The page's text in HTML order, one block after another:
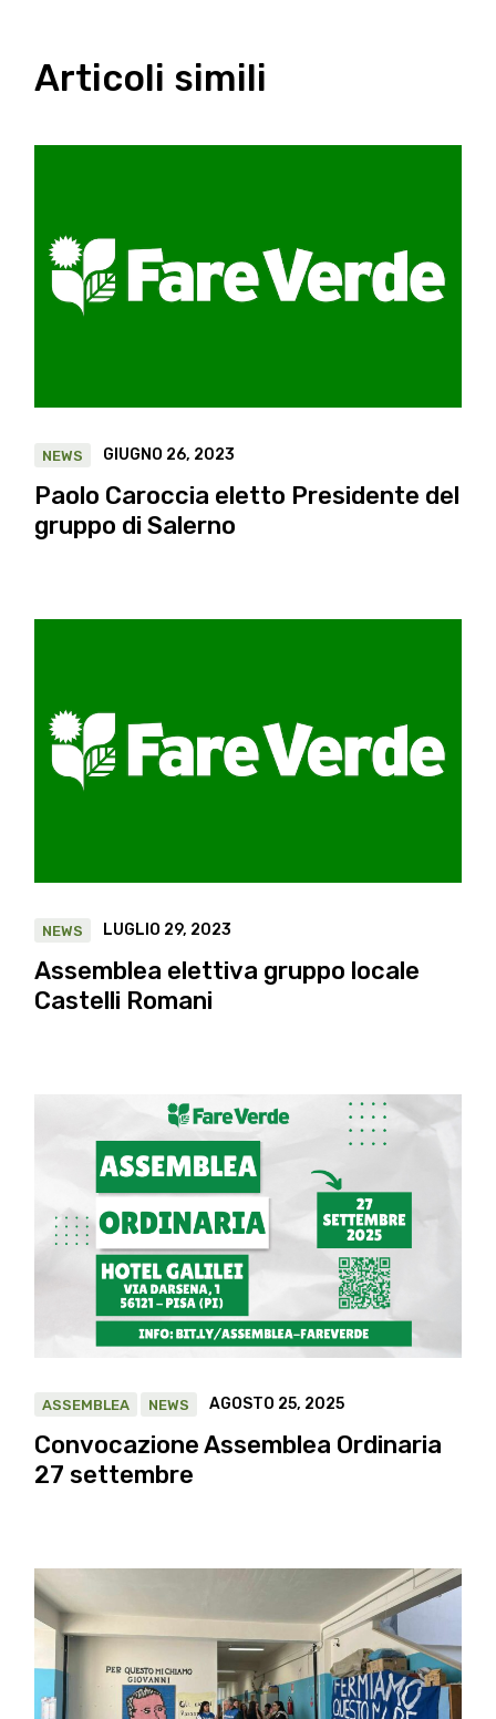
Articoli simili
NEWS GIUGNO 26, 2023
Paolo Caroccia eletto Presidente del
gruppo di Salerno
NEWS LUGLIO 29, 2023
Assemblea elettiva gruppo locale
Castelli Romani
ASSEMBLEA NEWS AGOSTO 25, 2025
Convocazione Assemblea Ordinaria
27 settembre